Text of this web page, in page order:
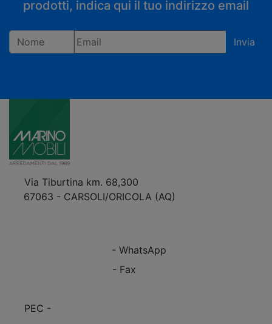
prodotti, indica qui il tuo indirizzo email
Invia
Via Tiburtina km. 68,300
67063 - CARSOLI/ORICOLA (AQ)
- WhatsApp
- Fax
PEC -